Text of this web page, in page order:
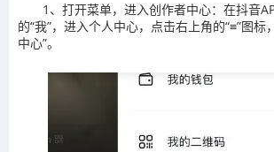
‌1、打开菜单，进入‌创作者中心‌：在抖音
的“我”，进入个人中心，点击右上角的“≡”图标
中心”。